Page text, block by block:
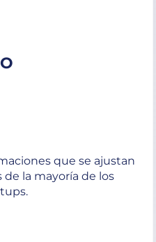
que se ajustan
de la mayoría de los